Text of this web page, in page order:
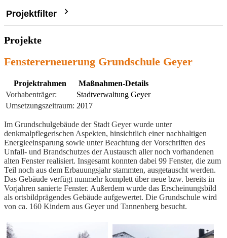
Projektfilter
Projekte
Fenstererneuerung Grundschule Geyer
Projektrahmen
Maßnahmen-Details
Vorhabenträger:
Stadtverwaltung Geyer
Umsetzungszeitraum: 2017
Im Grundschulgebäude der Stadt Geyer wurde unter
denkmalpflegerischen Aspekten, hinsichtlich einer nachhaltigen
Energieeinsparung sowie unter Beachtung der Vorschriften des
Unfall- und Brandschutzes der Austausch aller noch vorhandenen
alten Fenster realisiert. Insgesamt konnten dabei 99 Fenster, die zum
Teil noch aus dem Erbauungsjahr stammten, ausgetauscht werden.
Das Gebäude verfügt nunmehr komplett über neue bzw. bereits in
Vorjahren sanierte Fenster. Außerdem wurde das Erscheinungsbild
als ortsbildprägendes Gebäude aufgewertet. Die Grundschule wird
von ca. 160 Kindern aus Geyer und Tannenberg besucht.